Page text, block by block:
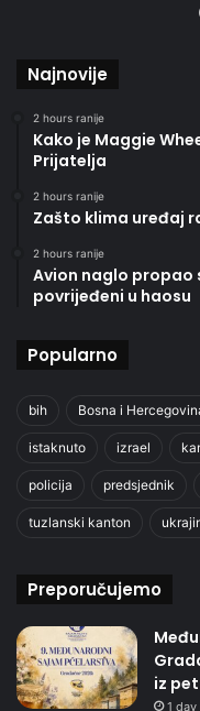
Najnovije
2 hours ranije
Kako je Maggie
Prijatelja
2 hours ranije
Zašto klima uređaj
2 hours ranije
Avion naglo propao
povrijeđeni u haosu
Popularno
bih Bosna i
istaknuto izrael
policija predsjednik
tuzlanski kanton
Preporučujemo
iz
1 day